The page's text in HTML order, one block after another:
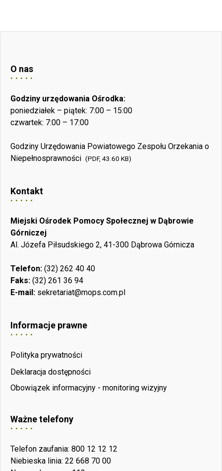
O nas
Godziny urzędowania Ośrodka:
poniedziałek – piątek: 7:00 – 15:00
czwartek: 7:00 – 17:00
Godziny Urzędowania Powiatowego Zespołu Orzekania o
Niepełnosprawności (PDF, 43.60 KB)
Kontakt
Miejski Ośrodek Pomocy Społecznej w Dąbrowie
Górniczej
Al. Józefa Piłsudskiego 2, 41-300 Dąbrowa Górnicza
Telefon: (32) 262 40 40
Faks: (32) 261 36 94
E-mail: sekretariat@mops.com.pl
Informacje prawne
Polityka prywatności
Deklaracja dostępności
Obowiązek informacyjny - monitoring wizyjny
Ważne telefony
Telefon zaufania: 800 12 12 12
Niebieska linia: 22 668 70 00